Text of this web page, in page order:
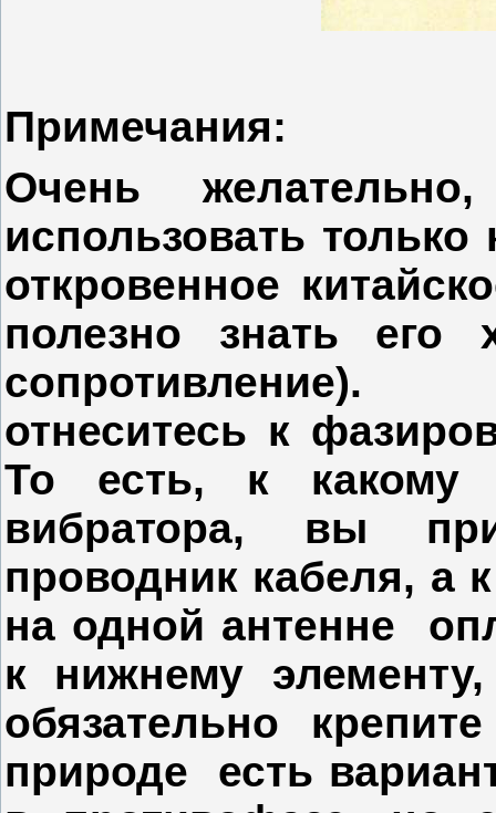
Примечания:
Очень
использовать
откровенное
полезно знать его
отнеситесь к
То есть, к какому
вибратора, вы
проводник кабеля, а
на одной антенне
к нижнему
обязательно
природе есть